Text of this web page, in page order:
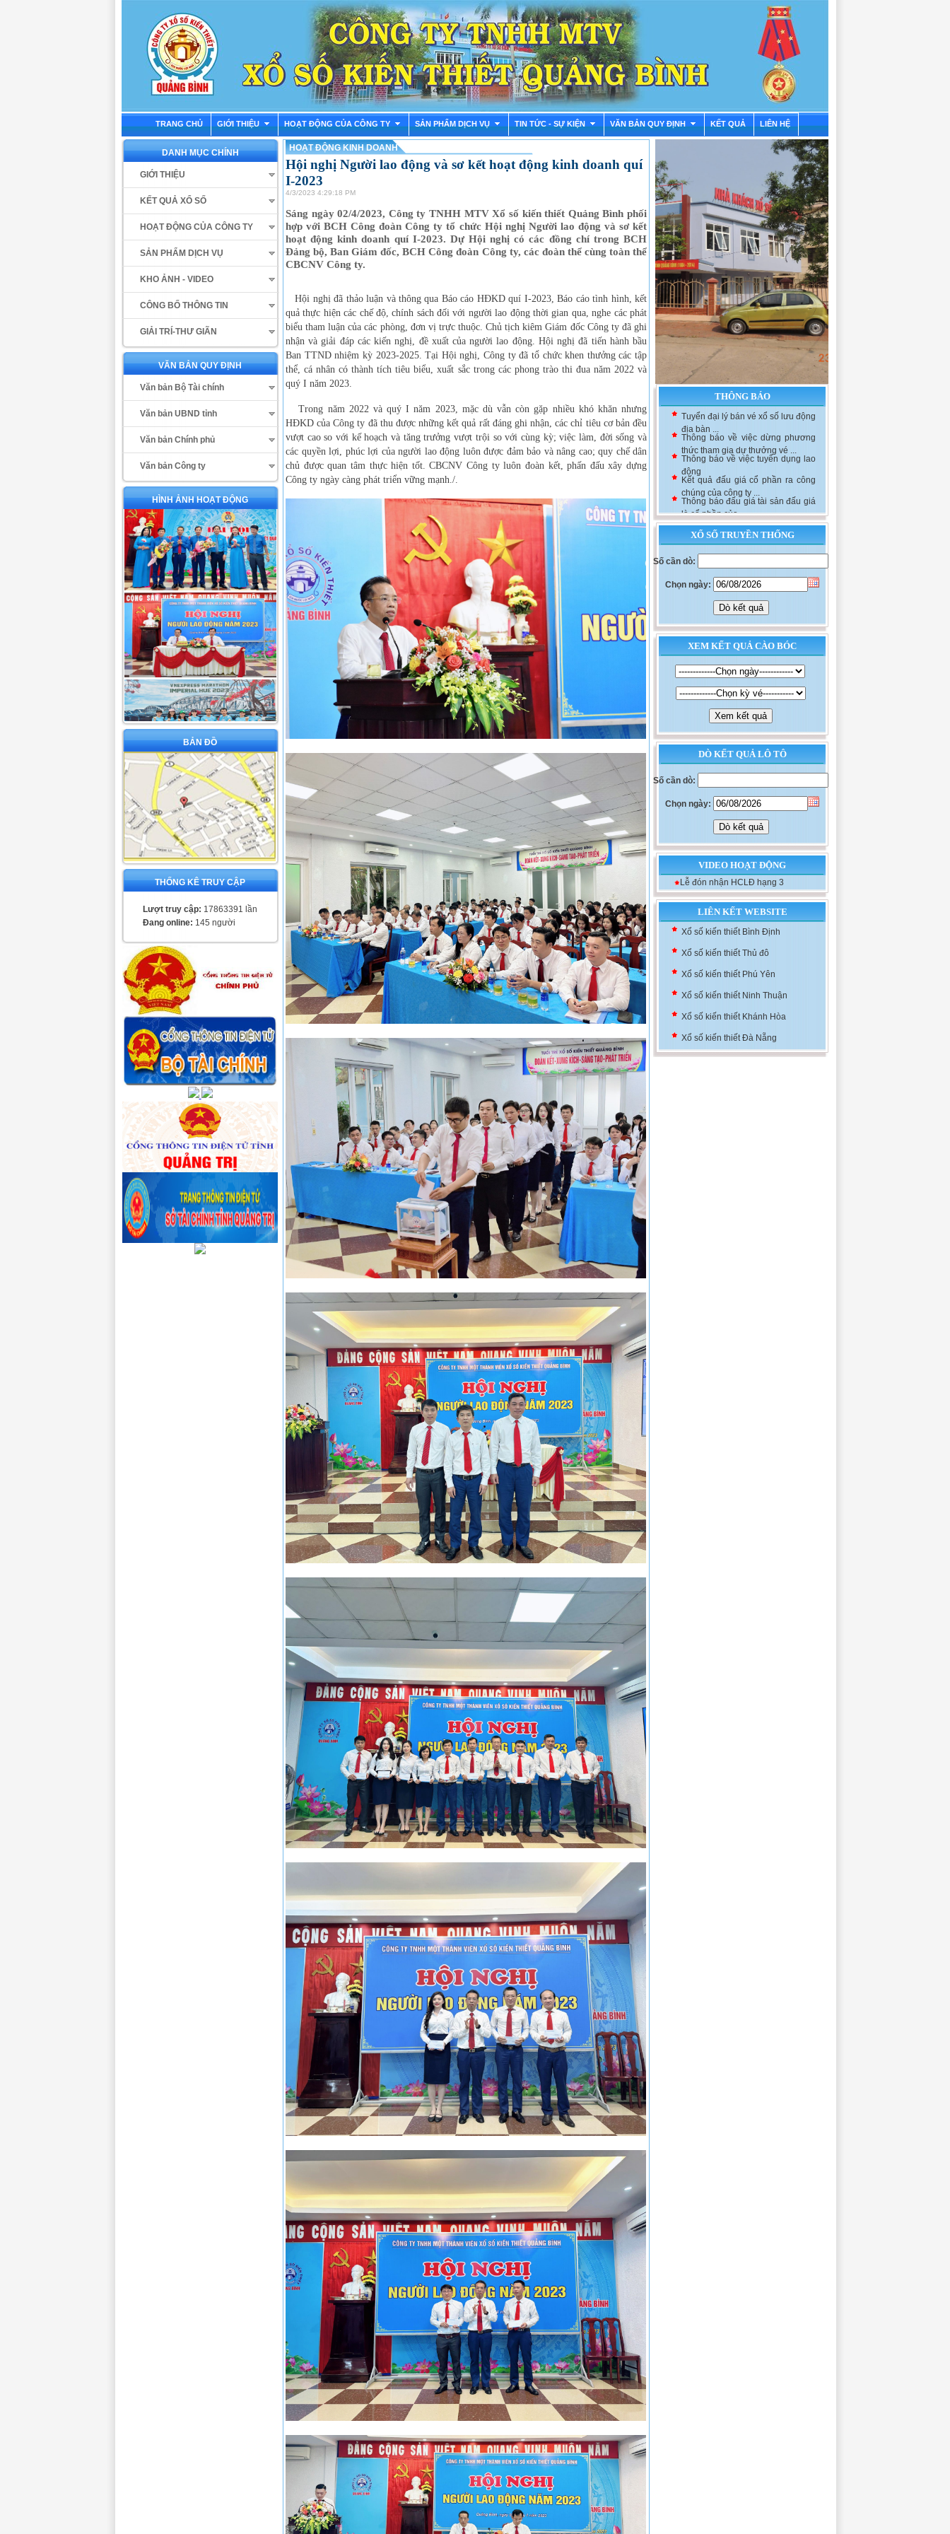
TRANG CHỦ GIỚI THIỆU HOẠT ĐỘNG CỦA CÔNG TY SẢN PHẨM DỊCH VỤ TIN TỨC - SỰ KIỆN VĂN BẢN QUY ĐỊNH KẾT QUẢ LIÊN HỆ
DANH MỤC CHÍNH
GIỚI THIỆU
KẾT QUẢ XỔ SỐ
HOẠT ĐỘNG CỦA CÔNG TY
SẢN PHẨM DỊCH VỤ
KHO ẢNH - VIDEO
CÔNG BỐ THÔNG TIN
GIẢI TRÍ-THƯ GIÃN
VĂN BẢN QUY ĐỊNH
Văn bản Bộ Tài chính
Văn bản UBND tỉnh
Văn bản Chính phủ
Văn bản Công ty
HÌNH ẢNH HOẠT ĐỘNG
BẢN ĐỒ
THỐNG KÊ TRUY CẬP
Lượt truy cập: 17863391 lần
Đang online: 145 người
HOẠT ĐỘNG KINH DOANH
Hội nghị Người lao động và sơ kết hoạt động kinh doanh quí
I-2023
4/3/2023 4:29:18 PM
Sáng ngày 02/4/2023, Công ty TNHH MTV Xổ số kiến thiết Quảng Bình phối
hợp với BCH Công đoàn Công ty tổ chức Hội nghị Người lao động và sơ kết
hoạt động kinh doanh quí I-2023. Dự Hội nghị có các đồng chí trong BCH
Đảng bộ, Ban Giám đốc, BCH Công đoàn Công ty, các đoàn thể cùng toàn thể
CBCNV Công ty.
Hội nghị đã thảo luận và thông qua Báo cáo HĐKD quí I-2023, Báo cáo tình hình, kết
quả thực hiện các chế độ, chính sách đối với người lao động thời gian qua, nghe các phát
biểu tham luận của các phòng, đơn vị trực thuộc. Chủ tịch kiêm Giám đốc Công ty đã ghi
nhận và giải đáp các kiến nghị, đề xuất của người lao động. Hội nghị đã tiến hành bầu
Ban TTND nhiệm kỳ 2023-2025. Tại Hội nghị, Công ty đã tổ chức khen thưởng các tập
thể, cá nhân có thành tích tiêu biểu, xuất sắc trong các phong trào thi đua năm 2022 và
quý I năm 2023.
Trong năm 2022 và quý I năm 2023, mặc dù vẫn còn gặp nhiều khó khăn nhưng
HĐKD của Công ty đã thu được những kết quả rất đáng ghi nhận, các chỉ tiêu cơ bản đều
vượt cao so với kế hoạch và tăng trưởng vượt trội so với cùng kỳ; việc làm, đời sống và
các quyền lợi, phúc lợi của người lao động luôn được đảm bảo và nâng cao; quy chế dân
chủ được quan tâm thực hiện tốt. CBCNV Công ty luôn đoàn kết, phấn đấu xây dựng
Công ty ngày càng phát triển vững mạnh./.
THÔNG BÁO
Tuyển đại lý bán vé xổ số lưu động
địa bàn ...
Thông báo về việc dừng phương
thức tham gia dự thưởng vé ...
Thông báo về việc tuyển dụng lao
động
Kết quả đấu giá cổ phần ra công
chúng của công ty ...
Thông báo đấu giá tài sản đấu giá
là cổ phần của ...
XỔ SỐ TRUYỀN THỐNG
Số cần dò:
Chọn ngày:
XEM KẾT QUẢ CÀO BÓC
DÒ KẾT QUẢ LÔ TÔ
Số cần dò:
Chọn ngày:
VIDEO HOẠT ĐỘNG
Lễ đón nhận HCLĐ hạng 3
LIÊN KẾT WEBSITE
Xổ số kiến thiết Khánh Hòa
Xổ số kiến thiết Đà Nẵng
Xổ số kiến thiết Bình Định
Xổ số kiến thiết Thủ đô
Xổ số kiến thiết Phú Yên
Xổ số kiến thiết Ninh Thuận
Xổ số kiến thiết Khánh Hòa
Xổ số kiến thiết Đà Nẵng
Xổ số kiến thiết Bình Định
Xổ số kiến thiết Thủ đô